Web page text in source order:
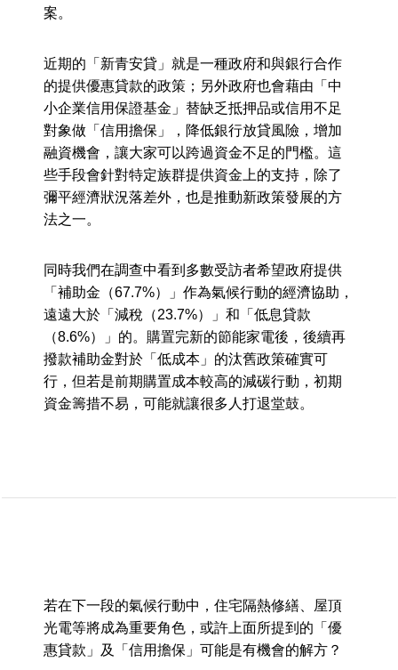
案。
近期的「新青安貸」就是一種政府和與銀行合作
的提供優惠貸款的政策；另外政府也會藉由「中
小企業信用保證基金」替缺乏抵押品或信用不足
對象做「信用擔保」，降低銀行放貸風險，增加
融資機會，讓大家可以跨過資金不足的門檻。這
些手段會針對特定族群提供資金上的支持，除了
彌平經濟狀況落差外，也是推動新政策發展的方
法之一。
同時我們在調查中看到多數受訪者希望政府提供
「補助金（67.7%）」作為氣候行動的經濟協助，
遠遠大於「減稅（23.7%）」和「低息貸款
（8.6%）」的。購置完新的節能家電後，後續再
撥款補助金對於「低成本」的汰舊政策確實可
行，但若是前期購置成本較高的減碳行動，初期
資金籌措不易，可能就讓很多人打退堂鼓。
若在下一段的氣候行動中，住宅隔熱修繕、屋頂
光電等將成為重要角色，或許上面所提到的「優
惠貸款」及「信用擔保」可能是有機會的解方？